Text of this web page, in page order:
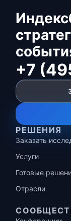
+7
РЕШЕНИЯ
Заказать
Услуги
Готовые
Отрасли